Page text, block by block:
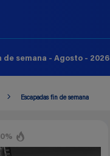
semana - Agosto - 2026
Escapadas fin de semana